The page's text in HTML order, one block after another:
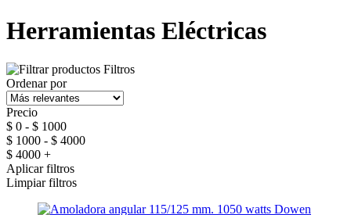
Herramientas Eléctricas
Filtros
Ordenar por
Precio
$ 0 - $ 1000
$ 1000 - $ 4000
$ 4000 +
Aplicar filtros
Limpiar filtros